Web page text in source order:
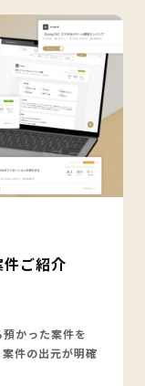
ご紹介
かった案件を
件の出元が明確